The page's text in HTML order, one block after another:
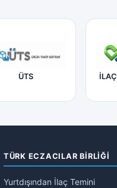
ÜTS
TÜRK ECZACILAR BİRLİĞİ
Yurtdışından İlaç Temini